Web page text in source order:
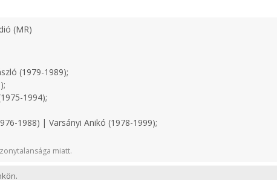
(MR)
(1979-1989);
1994);
1988) | Varsányi Anikó (1978-1999);
miatt.